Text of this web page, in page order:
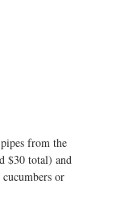
from the
$30 total) and
or